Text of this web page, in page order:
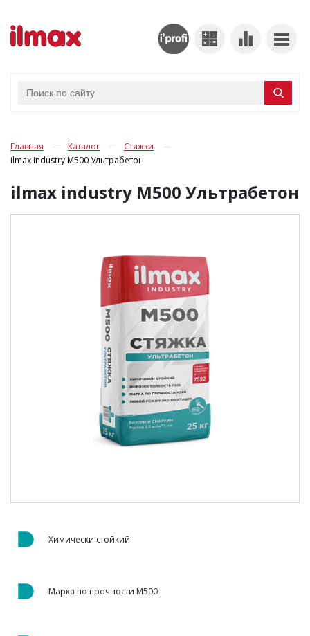
Главная Каталог
Стяжки
ilmax industry М500 Ультрабетон
ilmax industry М500 Ультрабетон
Химически стойкий
Марка по прочности М500